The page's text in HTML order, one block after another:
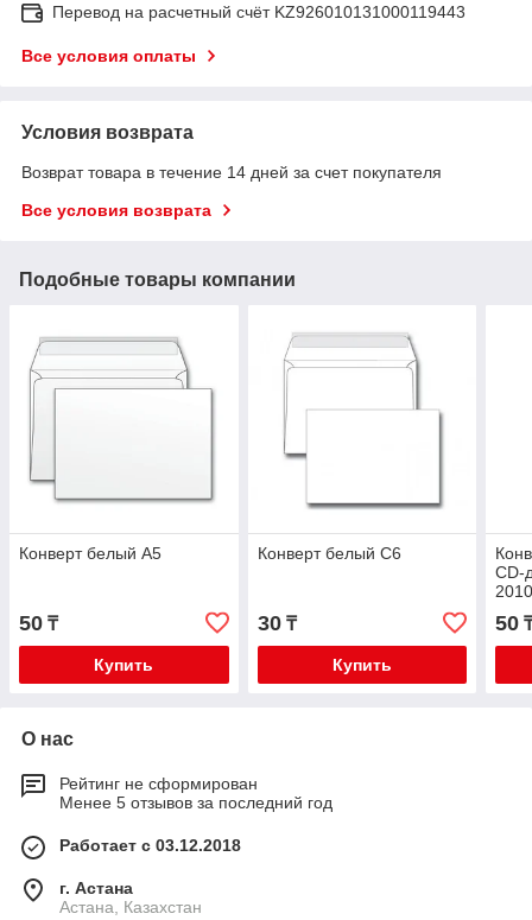
Перевод на расчетный счёт KZ926010131000119443
Все условия оплаты
Условия возврата
Возврат товара в течение 14 дней за счет покупателя
Все условия возврата
Подобные товары компании
Конверт белый A5
50 ₸
Купить
Конверт белый С6
30₸
Купить
CD-
50
О нас
Рейтинг не сформирован
Менее 5 отзывов за последний год
Работает с 03.12.2018
г. Астана
Астана, Казахстан